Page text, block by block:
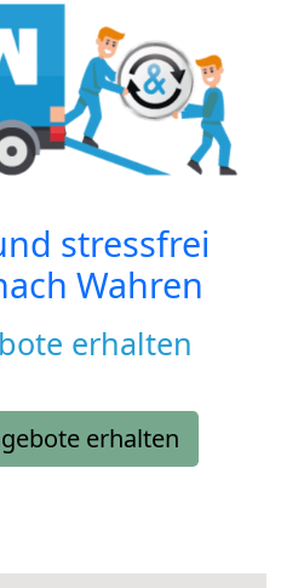
stressfrei
Wahren
erhalten
erhalten